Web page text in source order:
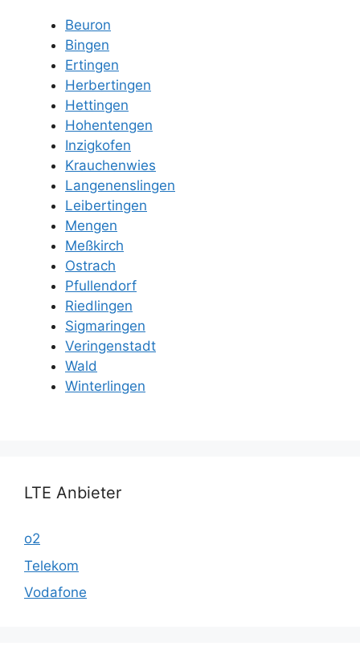
Beuron
Bingen
Ertingen
Herbertingen
Hettingen
Hohentengen
Inzigkofen
Krauchenwies
Langenenslingen
Leibertingen
Mengen
Meßkirch
Ostrach
Pfullendorf
Riedlingen
Sigmaringen
Veringenstadt
Wald
Winterlingen
LTE Anbieter
o2
Telekom
Vodafone